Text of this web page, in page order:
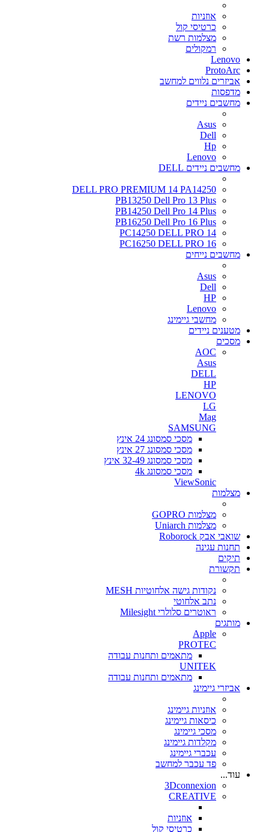
אוזניות
כרטיסי קול
מצלמות רשת
רמקולים
Lenovo
ProtoArc
אביזרים נלווים למחשב
מדפסות
מחשבים ניידים
Asus
Dell
Hp
Lenovo
מחשבים ניידים DELL
DELL PRO PREMIUM 14 PA14250
PB13250 Dell Pro 13 Plus
PB14250 Dell Pro 14 Plus
PB16250 Dell Pro 16 Plus
PC14250 DELL PRO 14
PC16250 DELL PRO 16
מחשבים נייחים
Asus
Dell
HP
Lenovo
מחשבי גיימינג
מטענים ניידים
מסכים
AOC
Asus
DELL
HP
LENOVO
LG
Mag
SAMSUNG
מסכי סמסונג 24 אינץ
מסכי סמסונג 27 אינץ
מסכי סמסונג 32-49 אינץ
מסכי סמסונג 4k
ViewSonic
מצלמות
מצלמות GOPRO
מצלמות Uniarch
שואבי אבק Roborock
תחנות עגינה
תיקים
תקשורת
נקודות גישה אלחוטיות MESH
נתב אלחוטי
ראוטרים סלולרי Milesight
מותגים
Apple
PROTEC
מתאמים ותחנות עבודה
UNITEK
מתאמים ותחנות עבודה
אביזרי גיימינג
אוזניות גיימינג
כיסאות גיימינג
מסכי גיימינג
מקלדות גיימינג
עכברי גיימינג
פד עכבר למחשב
עוד...
3Dconnexion
CREATIVE
אוזניות
כרטיסי קול